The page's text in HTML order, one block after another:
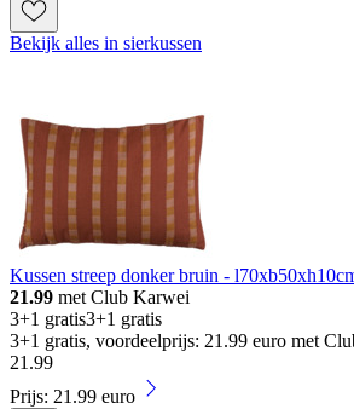
Bekijk alles in sierkussen
Kussen streep donker bruin -
21.99 met Club Karwei
3+1 gratis3+1 gratis
3+1 gratis, voordeelprijs: 21.99 euro met
21 .99
Prijs: 21.99 euro